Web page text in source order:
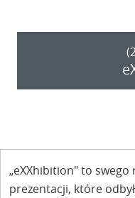
„eXXhibition" to
prezentacji, które